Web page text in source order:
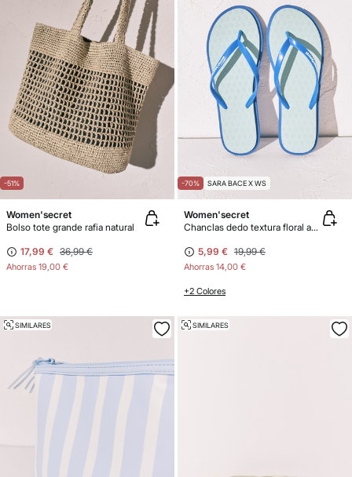
-51%
Women'secret
Bolso tote grande rafia natural
17,99 € 36,99 €
Ahorras 19,00 €
-70% SARA BACE X WS
Women'secret
Chanclas dedo textura floral azul
5,99 € 19,99 €
Ahorras 14,00 €
+2 Colores
SIMILARES SIMILARES